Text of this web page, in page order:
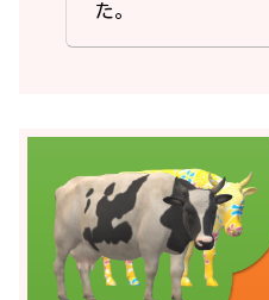
た。